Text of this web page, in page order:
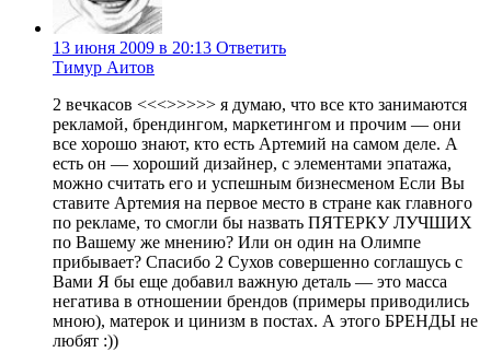
13 июня 2009 в 20:13 Ответить
Тимур Аитов
2 вечкасов <<<>>>>> я думаю, что все кто занимаются
рекламой, брендингом, маркетингом и прочим — они
все хорошо знают, кто есть Артемий на самом деле. А
есть он — хороший дизайнер, с элементами эпатажа,
можно считать его и успешным бизнесменом Если Вы
ставите Артемия на первое место в стране как главного
по рекламе, то смогли бы назвать ПЯТЕРКУ ЛУЧШИХ
по Вашему же мнению? Или он один на Олимпе
прибывает? Спасибо 2 Сухов совершенно соглашусь с
Вами Я бы еще добавил важную деталь — это масса
негатива в отношении брендов (примеры приводились
мною), матерок и цинизм в постах. А этого БРЕНДЫ не
любят :))